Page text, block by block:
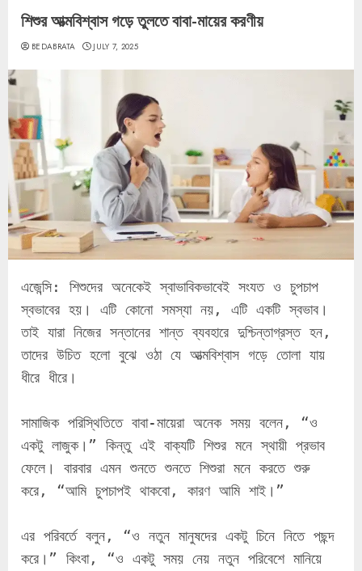
শিশুর আত্মবিশ্বাস গড়ে তুলতে বাবা-মায়ের করণীয়
BEDABRATA JULY 7, 2025
এজেন্সি: শিশুদের অনেকেই স্বাভাবিকভাবেই সংযত ও চুপচাপ
স্বভাবের হয়। এটি কোনো সমস্যা নয়, এটি একটি স্বভাব।
তাই যারা নিজের সন্তানের শান্ত ব্যবহারে দুশ্চিন্তাগ্রস্ত হন,
তাদের উচিত হলো বুঝে ওঠা যে আত্মবিশ্বাস গড়ে তোলা যায়
ধীরে ধীরে।
সামাজিক পরিস্থিতিতে বাবা-মায়েরা অনেক সময় বলেন, “ও
একটু লাজুক।” কিন্তু এই বাক্যটি শিশুর মনে স্থায়ী প্রভাব
ফেলে। বারবার এমন শুনতে শুনতে শিশুরা মনে করতে শুরু
করে, “আমি চুপচাপই থাকবো, কারণ আমি শাই।”
এর পরিবর্তে বলুন, “ও নতুন মানুষদের একটু চিনে নিতে পছন্দ
করে।” কিংবা, “ও একটু সময় নেয় নতুন পরিবেশে মানিয়ে